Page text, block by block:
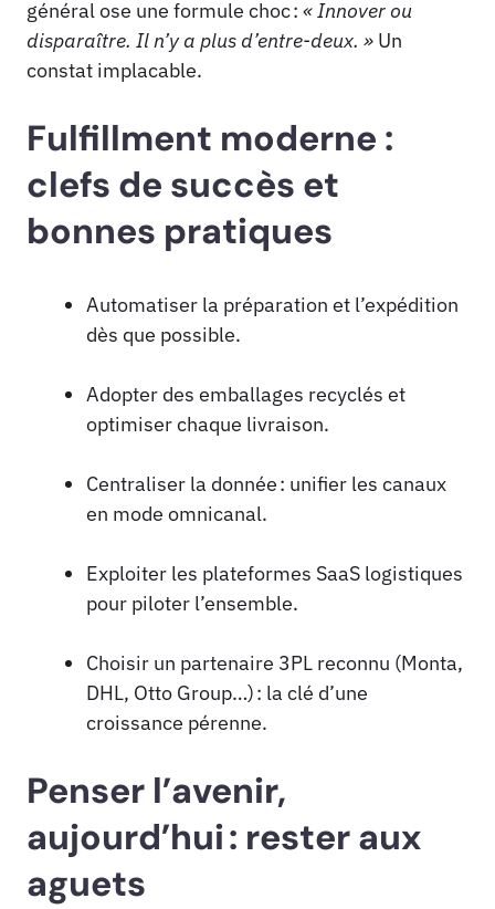
général ose une formule choc : « Innover ou
disparaître. Il n’y a plus d’entre-deux. » Un
constat implacable.
Fulfillment moderne :
clefs de succès et
bonnes pratiques
Automatiser la préparation et l’expédition
dès que possible.
Adopter des emballages recyclés et
optimiser chaque livraison.
Centraliser la donnée : unifier les canaux
en mode omnicanal.
Exploiter les plateformes SaaS logistiques
pour piloter l’ensemble.
Choisir un partenaire 3PL reconnu (Monta,
DHL, Otto Group…) : la clé d’une
croissance pérenne.
Penser l’avenir,
aujourd’hui : rester aux
aguets